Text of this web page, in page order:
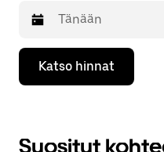
Valitse
päivämäärä
kalenterissa
Sulje
Katso hinnat
Suositut